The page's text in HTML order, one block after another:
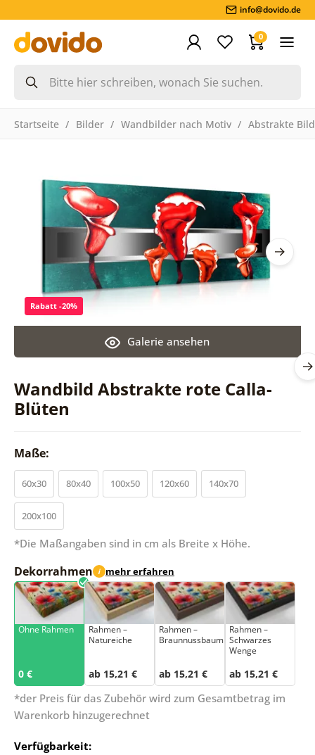
info@dovido.de
0
Startseite Bilder Wandbilder nach Motiv Abstrakte
Wandbild Abstrakte rote Calla-
Blüten
Galerie ansehen
Rabatt -20%
Maße:
60x30 80x40 100x50 120x60 140x70
200x100
*Die Maßangaben sind in cm als Breite x Höhe.
Dekorrahmen i mehr erfahren
Ohne Rahmen
0 €
Rahmen –
Natureiche
ab 15,21 €
Rahmen –
Braunnussbaum
ab 15,21 €
Rahmen –
Schwarzes
Wenge
ab 15,21 €
*der Preis für das Zubehör wird zum Gesamtbetrag im
Warenkorb hinzugerechnet
Verfügbarkeit: